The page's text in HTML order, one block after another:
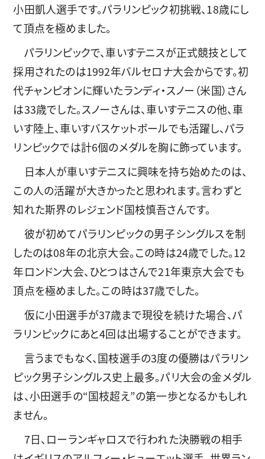
小田凱人選手です。パラリンピック初挑戦、18歳にし
て頂点を極めました。
パラリンピックで、車いすテニスが正式競技として
採用されたのは1992年バルセロナ大会からです。初
代チャンピオンに輝いたランディ・スノー（米国）さん
は33歳でした。スノーさんは、車いすテニスの他、車
いす陸上、車いすバスケットボールでも活躍し、パラ
リンピックでは計6個のメダルを胸に飾っています。
日本人が車いすテニスに興味を持ち始めたのは、
この人の活躍が大きかったと思われます。言わずと
知れた斯界のレジェンド国枝慎吾さんです。
彼が初めてパラリンピックの男子シングルスを制
したのは08年の北京大会。この時は24歳でした。12
年ロンドン大会、ひとつはさんで21年東京大会でも
頂点を極めました。この時は37歳でした。
仮に小田選手が37歳まで現役を続けた場合、パ
ラリンピックにあと4回は出場することができます。
言うまでもなく、国枝選手の3度の優勝はパラリン
ピック男子シングルス史上最多。パリ大会の金メダル
は、小田選手の“国枝超え”の第一歩となるかもしれ
ません。
7日、ローランギャロスで行われた決勝戦の相手